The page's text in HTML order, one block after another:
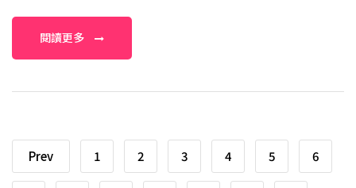
閱讀更多
Prev 1 2 3 4 5 6